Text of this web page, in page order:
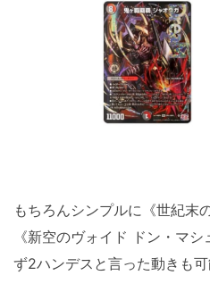
もちろんシンプルに《世紀末
《新空のヴォイド ドン・マ
ず2ハンデスと言った動きも可